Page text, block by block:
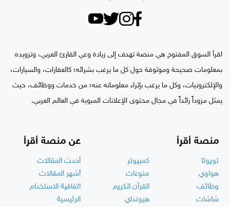
اقرأ السوق المفتوح هي منصة تهدف إلى زيادة وعي القارئ العربي، وتزويده
بمعلومات صحيحة وموثوقة حول كل ما يرغب بشرائه؛ كالعقارات، والسيارات،
والإلكترونيات، وكل ما يرغب بإثراء معلوماته عنه؛ من خدمات ووظائف، حيث
يمثل مزوداً رائداً في مجال محتوى الإعلانات المبوبة في العالم العربي.
منصة أقرأ
تويوتا
كمبيوتر
هواوي
منوعات
وظائف
القرآن الكريم
شاشات
هيونداي
عن منصة أقرأ
أحدث المقالات
أشهر المقالات
اتفاقية الاستخدام
الرئيسية